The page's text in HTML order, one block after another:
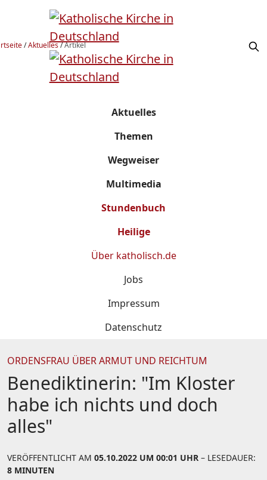
/Aktuelles/Artikel
Aktuelles
Themen
Wegweiser
Multimedia
Stundenbuch
Heilige
Über katholisch.de
Jobs
Impressum
Datenschutz
ORDENSFRAU ÜBER ARMUT UND REICHTUM
Benediktinerin: "Im Kloster
habe ich nichts und doch
alles"
VERÖFFENTLICHT AM 05.10.2022 UM 00:01 UHR – LESEDAUER:
8 MINUTEN